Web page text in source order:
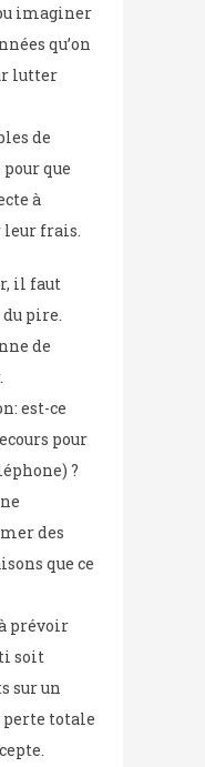
imaginer
qu’on
lutter
de
que
à
leur frais.
il faut
pire.
de
est-ce
pour
?
des
que ce
prévoir
soit
sur un
totale